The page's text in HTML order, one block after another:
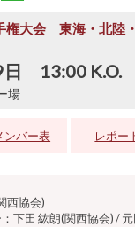
権大会 東海・北陸
日 13:00 K.O.
場
ンバー表 レポー
西協会)
下田 紘朗(関西協会) /